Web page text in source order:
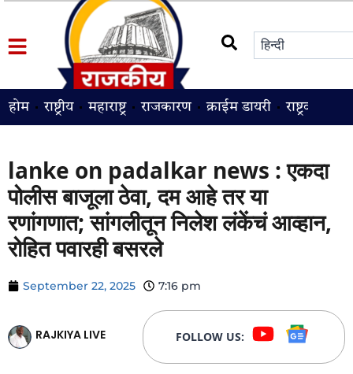
होम राष्ट्रीय महाराष्ट्र राजकारण क्राईम डायरी राष्ट्रवादी
lanke on padalkar news : एकदा
पोलीस बाजूला ठेवा, दम आहे तर या
रणांगणात; सांगलीतून निलेश लंकेंचं आव्हान,
रोहित पवारही बसरले
September 22, 2025 7:16 pm
RAJKIYA LIVE FOLLOW US: